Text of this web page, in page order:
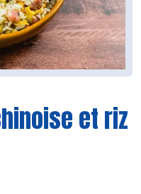
et riz